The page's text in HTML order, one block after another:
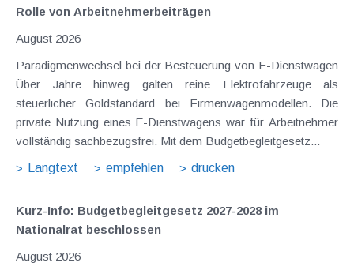
Rolle von Arbeitnehmer​­beiträgen
August 2026
Paradigmenwechsel bei der Besteuerung von E-Dienstwagen
Über Jahre hinweg galten reine Elektrofahrzeuge als
steuerlicher Goldstandard bei Firmenwagenmodellen. Die
private Nutzung eines E-Dienstwagens war für Arbeitnehmer
vollständig sachbezugsfrei. Mit dem Budgetbegleitgesetz...
Langtext
empfehlen drucken
Kurz-Info: Budgetbegleitgesetz 2027-2028 im
Nationalrat beschlossen
August 2026